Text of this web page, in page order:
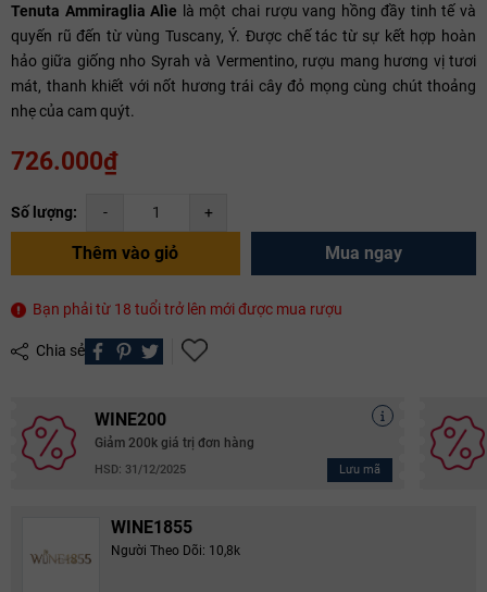
Tenuta Ammiraglia Alìe là một chai rượu vang hồng đầy tinh tế và
quyến rũ đến từ vùng Tuscany, Ý. Được chế tác từ sự kết hợp hoàn
hảo giữa giống nho Syrah và Vermentino, rượu mang hương vị tươi
mát, thanh khiết với nốt hương trái cây đỏ mọng cùng chút thoảng
nhẹ của cam quýt.
726.000₫
Số lượng: - +
Thêm vào giỏ Mua ngay
Bạn phải từ 18 tuổi trở lên mới được mua rượu
Chia sẻ
WINE200
Giảm 200k giá trị đơn hàng
HSD: 31/12/2025 Lưu mã
WINE1855
Người Theo Dõi: 10,8k